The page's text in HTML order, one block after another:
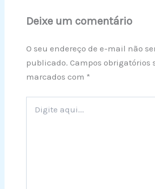
Deixe um comentário
O seu endereço de e-mail não
publicado. Campos obrigatórios
marcados com *
aqui...